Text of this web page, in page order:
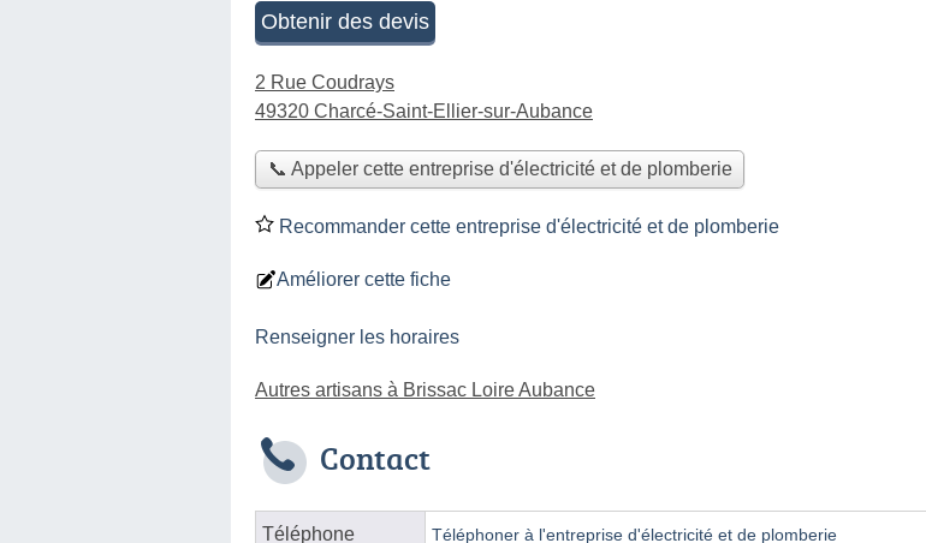
Obtenir des devis
2 Rue Coudrays
49320 Charcé-Saint-Ellier-sur-Aubance
📞 Appeler cette entreprise d'électricité et de plomberie
Recommander cette entreprise d'électricité et de plomberie
Améliorer cette fiche
Renseigner les horaires
Autres artisans à Brissac Loire Aubance
Contact
Téléphone Téléphoner à l'entreprise d'électricité et de plomberie